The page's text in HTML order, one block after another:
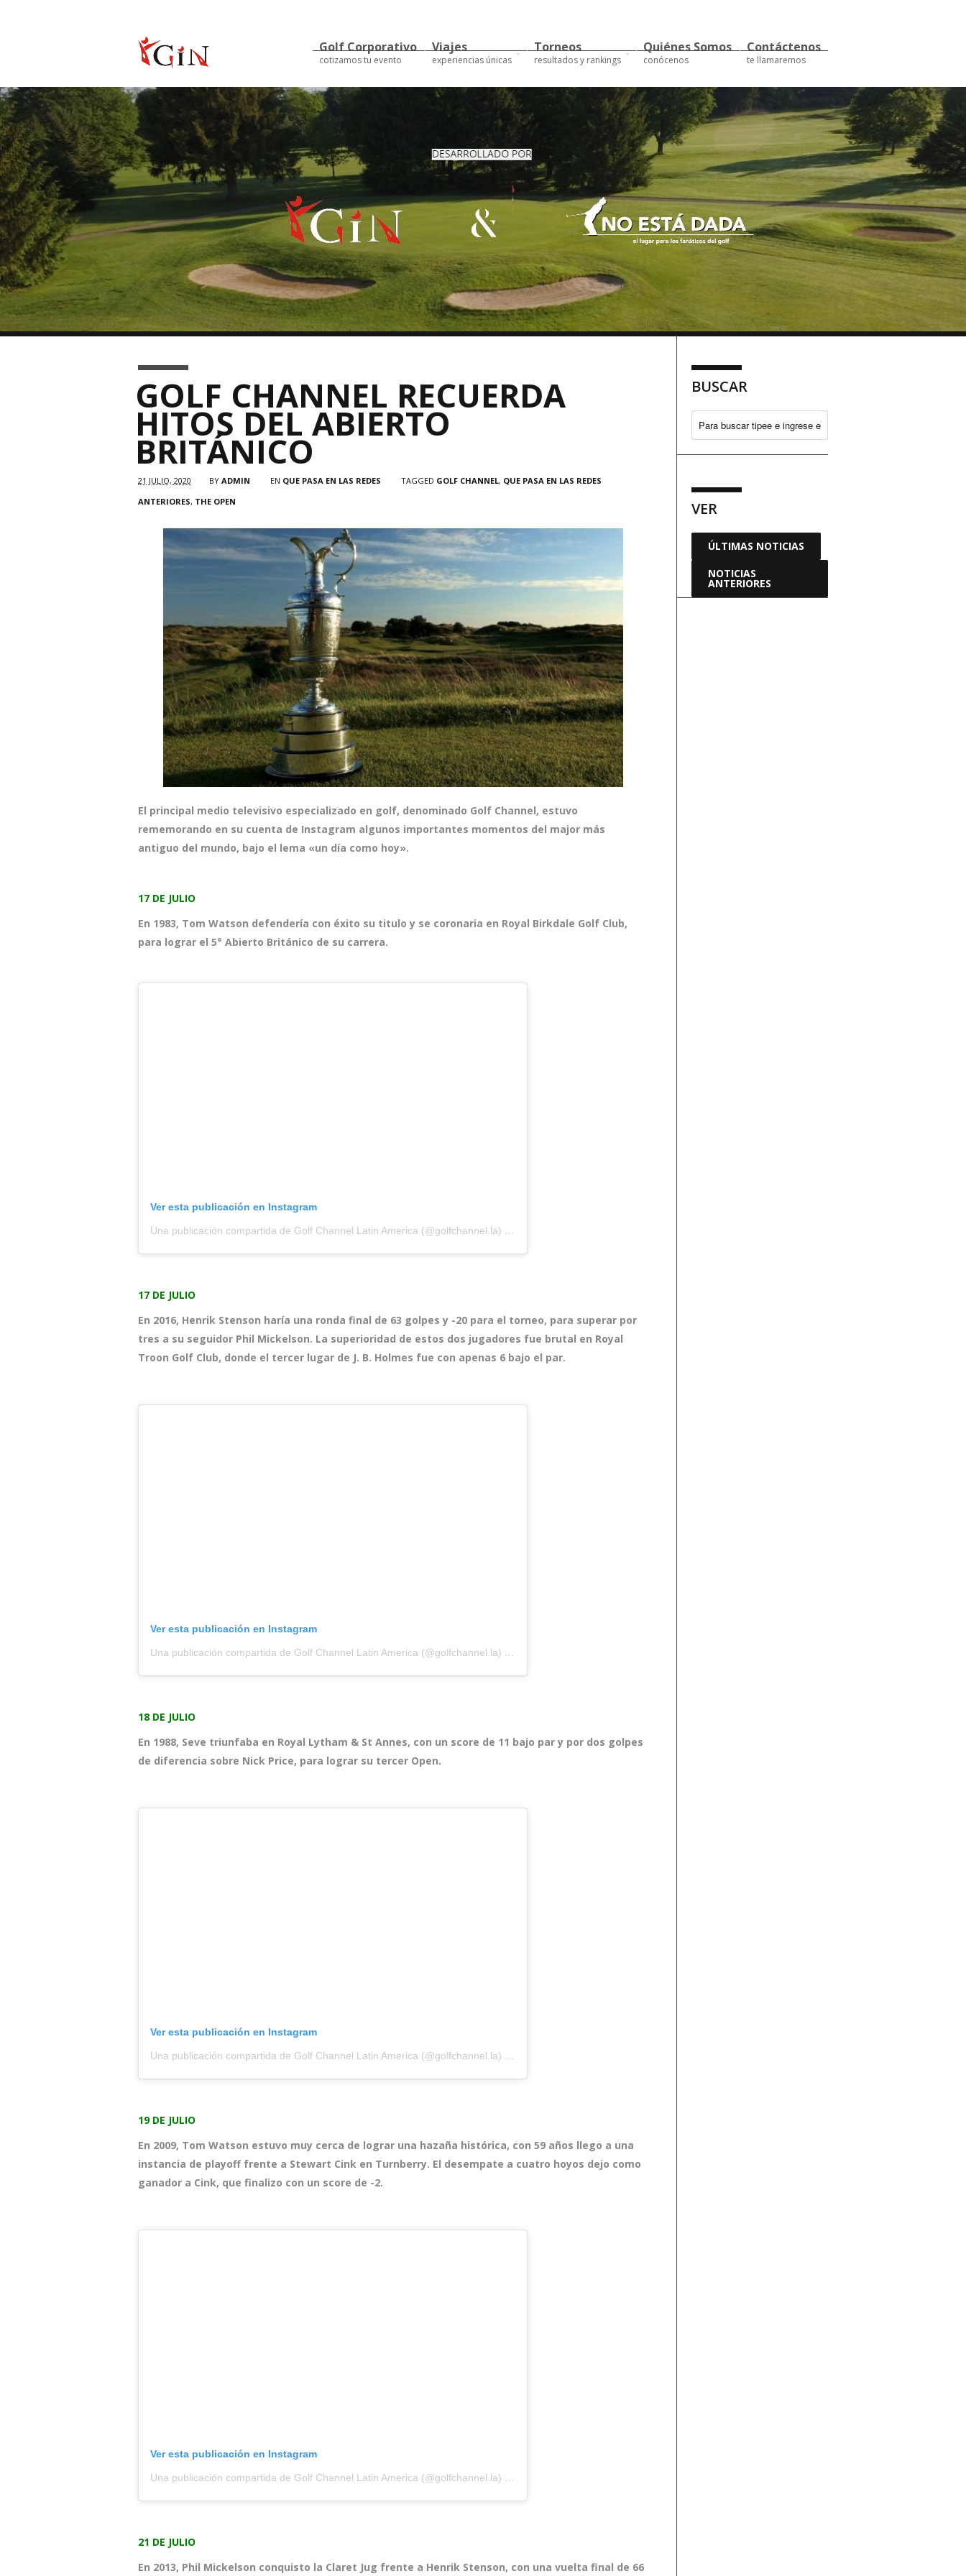
Golf Corporativo
cotizamos tu evento
Viajes
experiencias únicas
Torneos
resultados y rankings
Quiénes Somos
conócenos
Contáctenos
te llamaremos
GOLF CHANNEL RECUERDA
HITOS DEL ABIERTO
BRITÁNICO
21 JULIO, 2020 BY ADMIN EN QUE PASA EN LAS REDES TAGGED GOLF CHANNEL, QUE PASA EN LAS REDES
ANTERIORES, THE OPEN
El principal medio televisivo especializado en golf, denominado Golf Channel, estuvo
rememorando en su cuenta de Instagram algunos importantes momentos del major más
antiguo del mundo, bajo el lema «un día como hoy».
17 DE JULIO
En 1983, Tom Watson defendería con éxito su titulo y se coronaria en Royal Birkdale Golf Club,
para lograr el 5° Abierto Británico de su carrera.
Ver esta publicación en Instagram
Una publicación compartida de Golf Channel Latin America (@golfchannel.la)
17 DE JULIO
En 2016, Henrik Stenson haría una ronda final de 63 golpes y -20 para el torneo, para superar por
tres a su seguidor Phil Mickelson. La superioridad de estos dos jugadores fue brutal en Royal
Troon Golf Club, donde el tercer lugar de J. B. Holmes fue con apenas 6 bajo el par.
Ver esta publicación en Instagram
Una publicación compartida de Golf Channel Latin America (@golfchannel.la)
18 DE JULIO
En 1988, Seve triunfaba en Royal Lytham & St Annes, con un score de 11 bajo par y por dos golpes
de diferencia sobre Nick Price, para lograr su tercer Open.
Ver esta publicación en Instagram
Una publicación compartida de Golf Channel Latin America (@golfchannel.la)
19 DE JULIO
En 2009, Tom Watson estuvo muy cerca de lograr una hazaña histórica, con 59 años llego a una
instancia de playoff frente a Stewart Cink en Turnberry. El desempate a cuatro hoyos dejo como
ganador a Cink, que finalizo con un score de -2.
Ver esta publicación en Instagram
Una publicación compartida de Golf Channel Latin America (@golfchannel.la)
21 DE JULIO
En 2013, Phil Mickelson conquisto la Claret Jug frente a Henrik Stenson, con una vuelta final de 66
BUSCAR
VER
ÚLTIMAS NOTICIAS
NOTICIAS
ANTERIORES